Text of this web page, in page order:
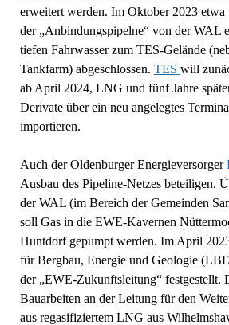
erweitert werden. Im Oktober 2023
der „Anbindungspipelne“ von der WAL
tiefen Fahrwasser zum TES-Gelände
Tankfarm) abgeschlossen. TES will
ab April 2024, LNG und fünf Jahre
Derivate über ein neu angelegtes
importieren.
Auch der Oldenburger Energieversorger
Ausbau des Pipeline-Netzes beteiligen.
der WAL (im Bereich der Gemeinden
soll Gas in die EWE-Kavernen
Huntdorf gepumpt werden. Im April
für Bergbau, Energie und Geologie
der „EWE-Zukunftsleitung“ festgestellt.
Bauarbeiten an der Leitung für den
aus regasifiziertem LNG aus